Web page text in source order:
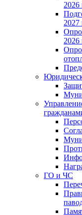
2026
2027
2026
ГО и ЧС